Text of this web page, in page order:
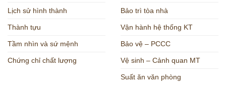
Lịch sử hình thành
Thành tựu
Tầm nhìn và sứ mệnh
Chứng chỉ chất lượng
Bảo trì tòa nhà
Vận hành hệ thống KT
Bảo vệ – PCCC
Vệ sinh – Cảnh quan MT
Suất ăn văn phòng